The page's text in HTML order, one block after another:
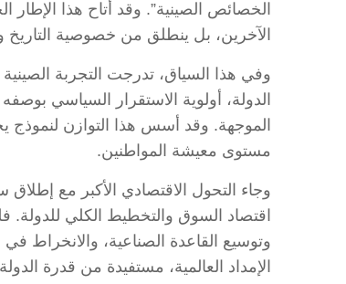
الخصائص الصينية”. وقد أتاح هذا
الآخرين، بل ينطلق من خصوصية التاريخ
وفي هذا السياق، تدرجت التجربة
الدولة، أولوية الاستقرار السياسي
الموجهة. وقد أسس هذا التوازن لنموذج
مستوى معيشة المواطنين.
اقتصاد السوق والتخطيط الكلي للدولة.
وتوسيع القاعدة الصناعية، والانخراط
الإمداد العالمية، مستفيدة من قدرة